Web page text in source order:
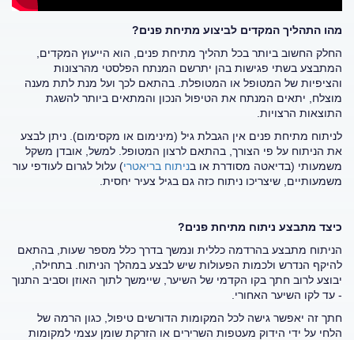
מהו התהליך המקדים לביצוע מתיחת פנים?
החלק החשוב ביותר בכל תהליך מתיחת פנים, הוא הייעוץ המקדים,
המתבצע בשתי פגישות בהן יתרשם המנתח הפלסטי מהרצונות
והציפיות של המטופל או המטופלת. בהתאם לכך ועל מנת לתת מענה
מוצלח, יתאים המנתח את הטיפול הנכון והמתאים ביותר להשגת
התוצאות הרצויות.
לניתוח מתיחת פנים אין הגבלת גיל (מינימום או מקסימום). ניתן לבצע
את הניתוח על פי הצורך, בהתאם לרצון המטופל. למשל, אובדן משקל
משמעותי (בדיאטה מסודרת או בניתוח בריאטרי) עלול לגרום לעודפי עור
משמעותיים, שיצריכו ניתוח כזה גם בגיל צעיר יחסית.
כיצד מתבצע ניתוח מתיחת פנים?
הניתוח מתבצע בהרדמה כללית ונמשך בדרך כלל מספר שעות, בהתאם
להיקף הנדרש ולכמות הפעולות שיש לבצע במהלך הניתוח. בתחילה,
יבוצע לרוב חתך בקו הקדמי של השיער, שיימשך לתוך האוזן וסביב התנוך
- עד לקו השיער האחורי.
חתך זה יאפשר גישה לכל המקומות הדורשים טיפול, כגון הרמה של
הלחי על ידי הידוק מעטפות השרירים או הזרקת שומן עצמי למקומות